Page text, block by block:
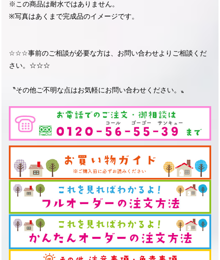
※この商品は耐水ではありません。
※写真はあくまで完成品のイメージです。
☆☆☆事前のご相談が必要な方は、お問い合わせよりご相談くだ
さい。☆☆☆
〝その他ご不明な点はお気軽にお問い合わせください。〟